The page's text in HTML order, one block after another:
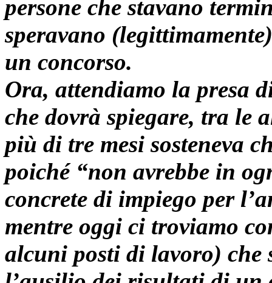
persone che stavano
speravano
un concorso.
Ora, attendiamo la presa
che dovrà spiegare, tra le
più di tre mesi sosteneva
poiché “non avrebbe in
concrete di impiego per
mentre oggi ci troviamo
alcuni posti di lavoro) che